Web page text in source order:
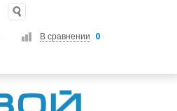
В сравнении 0